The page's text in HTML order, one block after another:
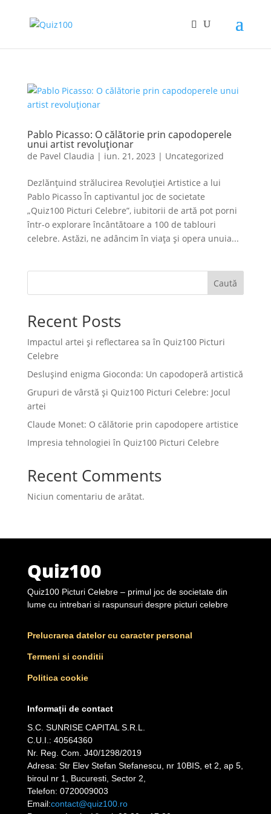
Pablo Picasso: O călătorie prin capodoperele
unui artist revoluționar
de Pavel Claudia | iun. 21, 2023 | Uncategorized
Dezlănțuind strălucirea Revoluției Artistice a lui
Pablo Picasso În captivantul joc de societate
„Quiz100 Picturi Celebre”, iubitorii de artă pot porni
într-o explorare încântătoare a 100 de tablouri
celebre. Astăzi, ne adâncim în viața și opera unuia...
Caută
Recent Posts
Impactul artei și reflectarea sa în Quiz100 Picturi
Celebre
Deslușind enigma Gioconda: Un capodoperă artistică
Grupuri de vârstă și Quiz100 Picturi Celebre: Jocul
artei
Claude Monet: O călătorie prin capodopere artistice
Impresia tehnologiei în Quiz100 Picturi Celebre
Recent Comments
Niciun comentariu de arătat.
Quiz100
Quiz100 Picturi Celebre – primul joc de societate din
lume cu intrebari si raspunsuri despre picturi celebre
Prelucrarea datelor cu caracter personal
Termeni si conditii
Politica cookie
Informații de contact
S.C. SUNRISE CAPITAL S.R.L.
C.U.I.: 40564360
Nr. Reg. Com. J40/1298/2019
Adresa: Str Elev Stefan Stefanescu, nr 10BIS, et 2, ap 5,
biroul nr 1, Bucuresti, Sector 2,
Telefon: 0720009003
Email:contact@quiz100.ro